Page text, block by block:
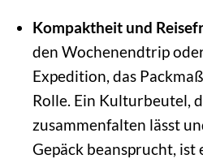
Kompaktheit und
den Wochenendtrip
Expedition, das
Rolle. Ein Kulturbeutel,
zusammenfalten lässt
Gepäck beansprucht, ist